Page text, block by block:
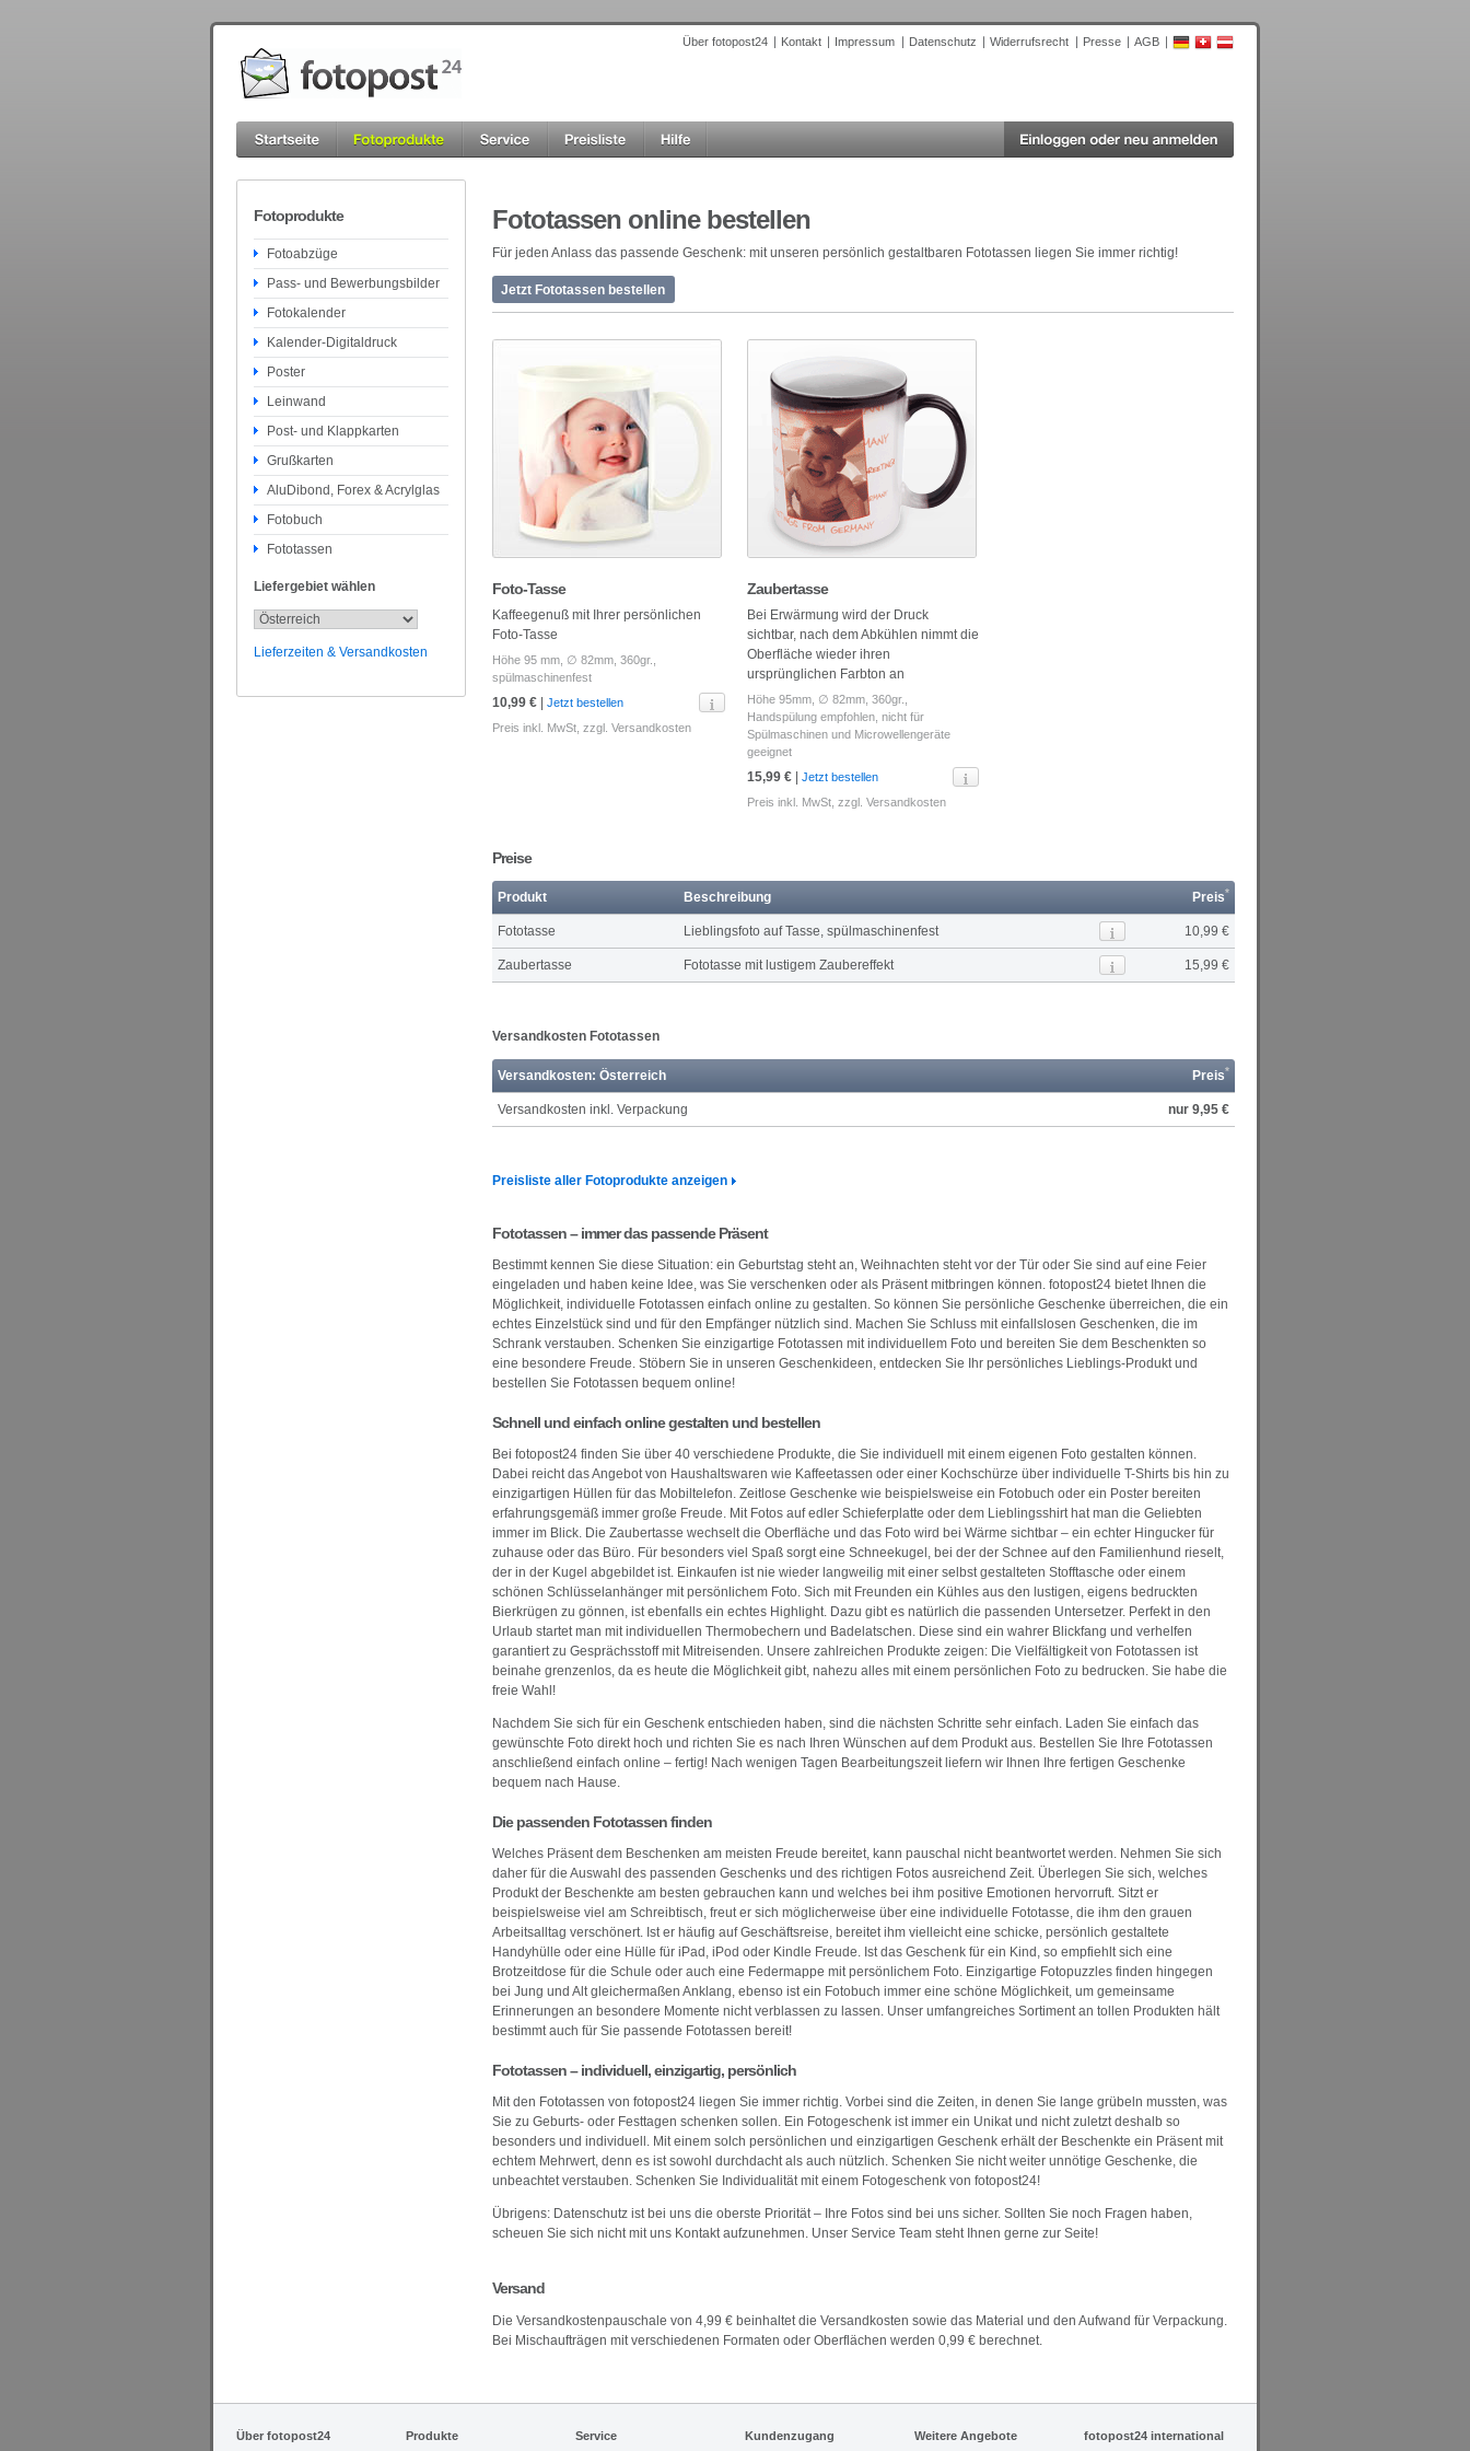
Über fotopost24 Kontakt Impressum Datenschutz Widerrufsrecht Presse AGB
Fotoprodukte
Fotoabzüge
Pass- und Bewerbungsbilder
Fotokalender
Kalender-Digitaldruck
Poster
Leinwand
Post- und Klappkarten
Grußkarten
AluDibond, Forex & Acrylglas
Fotobuch
Fototassen
Liefergebiet wählen
Lieferzeiten & Versandkosten
Fototassen online bestellen
Für jeden Anlass das passende Geschenk: mit unseren persönlich gestaltbaren Fototassen liegen Sie immer richtig!
Jetzt Fototassen bestellen
Foto-Tasse
Kaffeegenuß mit Ihrer persönlichen
Foto-Tasse
Höhe 95 mm, ∅ 82mm, 360gr.,
spülmaschinenfest
10,99 €
Jetzt bestellen
Preis inkl. MwSt, zzgl. Versandkosten
Zaubertasse
Bei Erwärmung wird der Druck
sichtbar, nach dem Abkühlen nimmt die
Oberfläche wieder ihren
ursprünglichen Farbton an
Höhe 95mm, ∅ 82mm, 360gr.,
Handspülung empfohlen, nicht für
Spülmaschinen und Microwellengeräte
geeignet
15,99 €|
Jetzt bestellen
Preis inkl. MwSt, zzgl. Versandkosten
Preise
Produkt Beschreibung Preis*
Fototasse Lieblingsfoto auf Tasse, spülmaschinenfest 10,99 €
Zaubertasse Fototasse mit lustigem Zaubereffekt 15,99 €
Versandkosten Fototassen
Versandkosten: Österreich Preis*
Versandkosten inkl. Verpackung nur 9,95 €
Preisliste aller Fotoprodukte anzeigen
Fototassen – immer das passende Präsent
Bestimmt kennen Sie diese Situation: ein Geburtstag steht an, Weihnachten steht vor der Tür oder Sie sind auf eine Feier
eingeladen und haben keine Idee, was Sie verschenken oder als Präsent mitbringen können. fotopost24 bietet Ihnen die
Möglichkeit, individuelle Fototassen einfach online zu gestalten. So können Sie persönliche Geschenke überreichen, die ein
echtes Einzelstück sind und für den Empfänger nützlich sind. Machen Sie Schluss mit einfallslosen Geschenken, die im
Schrank verstauben. Schenken Sie einzigartige Fototassen mit individuellem Foto und bereiten Sie dem Beschenkten so
eine besondere Freude. Stöbern Sie in unseren Geschenkideen, entdecken Sie Ihr persönliches Lieblings-Produkt und
bestellen Sie Fototassen bequem online!
Schnell und einfach online gestalten und bestellen
Bei fotopost24 finden Sie über 40 verschiedene Produkte, die Sie individuell mit einem eigenen Foto gestalten können.
Dabei reicht das Angebot von Haushaltswaren wie Kaffeetassen oder einer Kochschürze über individuelle T-Shirts bis hin zu
einzigartigen Hüllen für das Mobiltelefon. Zeitlose Geschenke wie beispielsweise ein Fotobuch oder ein Poster bereiten
erfahrungsgemäß immer große Freude. Mit Fotos auf edler Schieferplatte oder dem Lieblingsshirt hat man die Geliebten
immer im Blick. Die Zaubertasse wechselt die Oberfläche und das Foto wird bei Wärme sichtbar – ein echter Hingucker für
zuhause oder das Büro. Für besonders viel Spaß sorgt eine Schneekugel, bei der der Schnee auf den Familienhund rieselt,
der in der Kugel abgebildet ist. Einkaufen ist nie wieder langweilig mit einer selbst gestalteten Stofftasche oder einem
schönen Schlüsselanhänger mit persönlichem Foto. Sich mit Freunden ein Kühles aus den lustigen, eigens bedruckten
Bierkrügen zu gönnen, ist ebenfalls ein echtes Highlight. Dazu gibt es natürlich die passenden Untersetzer. Perfekt in den
Urlaub startet man mit individuellen Thermobechern und Badelatschen. Diese sind ein wahrer Blickfang und verhelfen
garantiert zu Gesprächsstoff mit Mitreisenden. Unsere zahlreichen Produkte zeigen: Die Vielfältigkeit von Fototassen ist
beinahe grenzenlos, da es heute die Möglichkeit gibt, nahezu alles mit einem persönlichen Foto zu bedrucken. Sie habe die
freie Wahl!
Nachdem Sie sich für ein Geschenk entschieden haben, sind die nächsten Schritte sehr einfach. Laden Sie einfach das
gewünschte Foto direkt hoch und richten Sie es nach Ihren Wünschen auf dem Produkt aus. Bestellen Sie Ihre Fototassen
anschließend einfach online – fertig! Nach wenigen Tagen Bearbeitungszeit liefern wir Ihnen Ihre fertigen Geschenke
bequem nach Hause.
Die passenden Fototassen finden
Welches Präsent dem Beschenken am meisten Freude bereitet, kann pauschal nicht beantwortet werden. Nehmen Sie sich
daher für die Auswahl des passenden Geschenks und des richtigen Fotos ausreichend Zeit. Überlegen Sie sich, welches
Produkt der Beschenkte am besten gebrauchen kann und welches bei ihm positive Emotionen hervorruft. Sitzt er
beispielsweise viel am Schreibtisch, freut er sich möglicherweise über eine individuelle Fototasse, die ihm den grauen
Arbeitsalltag verschönert. Ist er häufig auf Geschäftsreise, bereitet ihm vielleicht eine schicke, persönlich gestaltete
Handyhülle oder eine Hülle für iPad, iPod oder Kindle Freude. Ist das Geschenk für ein Kind, so empfiehlt sich eine
Brotzeitdose für die Schule oder auch eine Federmappe mit persönlichem Foto. Einzigartige Fotopuzzles finden hingegen
bei Jung und Alt gleichermaßen Anklang, ebenso ist ein Fotobuch immer eine schöne Möglichkeit, um gemeinsame
Erinnerungen an besondere Momente nicht verblassen zu lassen. Unser umfangreiches Sortiment an tollen Produkten hält
bestimmt auch für Sie passende Fototassen bereit!
Fototassen – individuell, einzigartig, persönlich
Mit den Fototassen von fotopost24 liegen Sie immer richtig. Vorbei sind die Zeiten, in denen Sie lange grübeln mussten, was
Sie zu Geburts- oder Festtagen schenken sollen. Ein Fotogeschenk ist immer ein Unikat und nicht zuletzt deshalb so
besonders und individuell. Mit einem solch persönlichen und einzigartigen Geschenk erhält der Beschenkte ein Präsent mit
echtem Mehrwert, denn es ist sowohl durchdacht als auch nützlich. Schenken Sie nicht weiter unnötige Geschenke, die
unbeachtet verstauben. Schenken Sie Individualität mit einem Fotogeschenk von fotopost24!
Übrigens: Datenschutz ist bei uns die oberste Priorität – Ihre Fotos sind bei uns sicher. Sollten Sie noch Fragen haben,
scheuen Sie sich nicht mit uns Kontakt aufzunehmen. Unser Service Team steht Ihnen gerne zur Seite!
Versand
Die Versandkostenpauschale von 4,99 € beinhaltet die Versandkosten sowie das Material und den Aufwand für Verpackung.
Bei Mischaufträgen mit verschiedenen Formaten oder Oberflächen werden 0,99 € berechnet.
Über fotopost24 Produkte Service Kundenzugang Weitere Angebote fotopost24 international